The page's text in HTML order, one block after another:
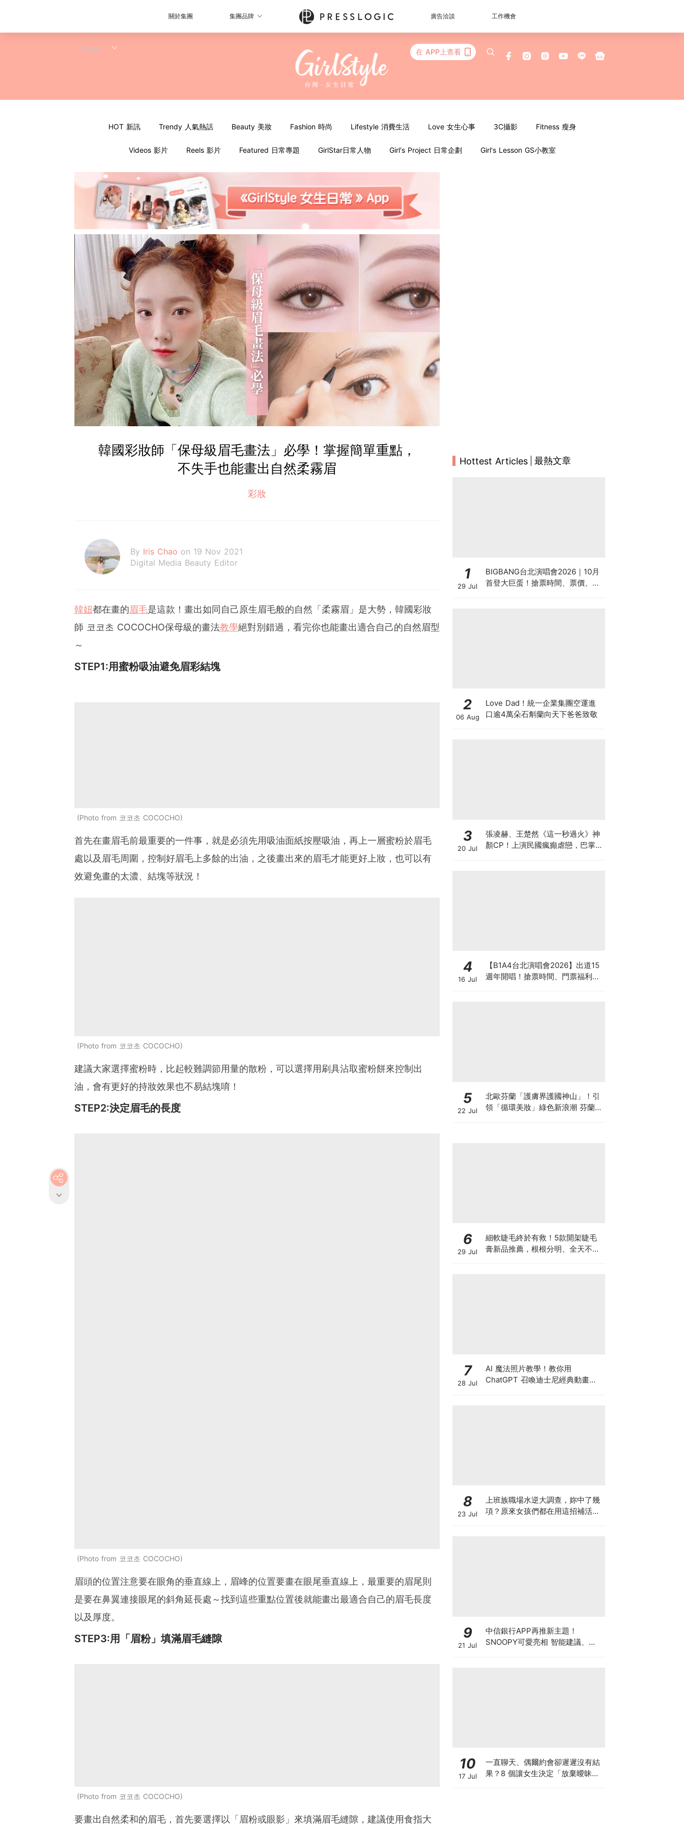
關於集團 集團品牌 廣告洽談 工作機會
在 APP上查看
HOT 新訊 Trendy 人氣熱話 Beauty 美妝 Fashion 時尚 Lifestyle 消費生活 Love 女生心事 3C攝影 Fitness 瘦身
Videos 影片 Reels 影片 Featured 日常專題 GirlStar日常人物 Girl's Project 日常企劃 Girl's Lesson GS小教室
韓國彩妝師「保母級眉毛畫法」必學！掌握簡單重點，
不失手也能畫出自然柔霧眉
彩妝
By Iris Chao on 19 Nov 2021
Digital Media Beauty Editor
韓妞都在畫的眉毛是這款！畫出如同自己原生眉毛般的自然「柔霧眉」是大勢，韓國彩妝
師 코코초 COCOCHO保母級的畫法教學絕對別錯過，看完你也能畫出適合自己的自然眉型
～
STEP1:用蜜粉吸油避免眉彩結塊
Photo from 코코초 COCOCHO
首先在畫眉毛前最重要的一件事，就是必須先用吸油面紙按壓吸油，再上一層蜜粉於眉毛
處以及眉毛周圍，控制好眉毛上多餘的出油，之後畫出來的眉毛才能更好上妝，也可以有
效避免畫的太濃、結塊等狀況！
Photo from 코코초 COCOCHO
建議大家選擇蜜粉時，比起較難調節用量的散粉，可以選擇用刷具沾取蜜粉餅來控制出
油，會有更好的持妝效果也不易結塊唷！
STEP2:決定眉毛的長度
Photo from 코코초 COCOCHO
眉頭的位置注意要在眼角的垂直線上，眉峰的位置要畫在眼尾垂直線上，最重要的眉尾則
是要在鼻翼連接眼尾的斜角延長處～找到這些重點位置後就能畫出最適合自己的眉毛長度
以及厚度。
STEP3:用「眉粉」填滿眉毛縫隙
Photo from 코코초 COCOCHO
要畫出自然柔和的眉毛，首先要選擇以「眉粉或眼影」來填滿眉毛縫隙，建議使用食指大
Hottest Articles 最熱文章
1
29 Jul
BIGBANG台北演唱會2026｜10月
首登大巨蛋！搶票時間、票價、
2
06 Aug
Love Dad！統一企業集團空運進
口逾4萬朵石斛蘭向天下爸爸致敬
3
20 Jul
張凌赫、王楚然《這一秒過火》神
顏CP！上演民國瘋癲虐戀，巴掌
4
16 Jul
【B1A4台北演唱會2026】出道15
週年開唱！搶票時間、門票福利、
5
22 Jul
北歐芬蘭「護膚界護國神山」！引
領「循環美妝」綠色新浪潮 芬蘭國
6
29 Jul
細軟睫毛終於有救！5款開架睫毛
膏新品推薦，根根分明、全天不塌
7
28 Jul
AI 魔法照片教學！教你用
ChatGPT 召喚迪士尼經典動畫，
8
23 Jul
上班族職場水逆大調查，妳中了幾
項？原來女孩們都在用這招補活
9
21 Jul
中信銀行APP再推新主題！
SNOOPY可愛亮相 智能建議、
10
17 Jul
一直聊天、偶爾約會卻遲遲沒有結
果？8 個讓女生決定「放棄曖昧」